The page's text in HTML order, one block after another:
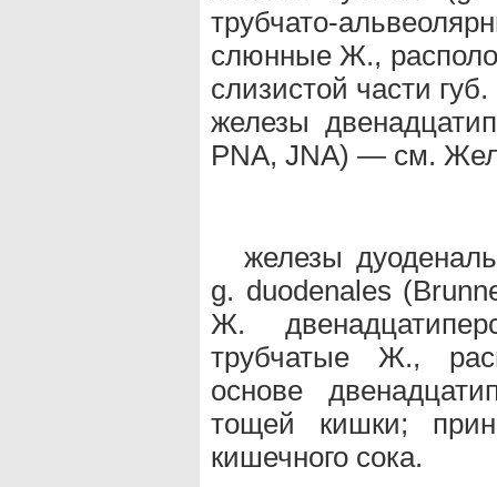
трубчато-
слюнные Ж.,
слизистой части губ.
железы
PNA, JNA) — см.
железы
g. duodenales
Ж.
трубчатые Ж.,
основе
тощей кишки;
кишечного сока.